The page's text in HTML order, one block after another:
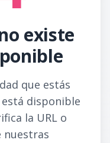
existe
que estás
disponible
la URL o
nuestras